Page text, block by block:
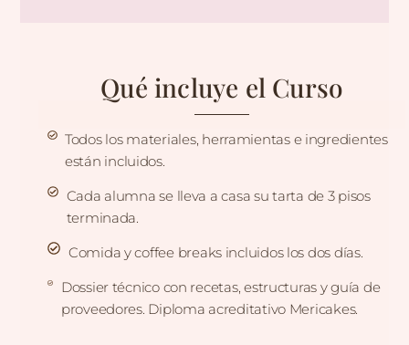
Qué incluye el Curso
Todos los materiales, herramientas e ingredientes
están incluidos.
Cada alumna se lleva a casa su tarta de 3 pisos
terminada.
Comida y coffee breaks incluidos los dos días.
Dossier técnico con recetas, estructuras y guía de
proveedores. Diploma acreditativo Mericakes.​​